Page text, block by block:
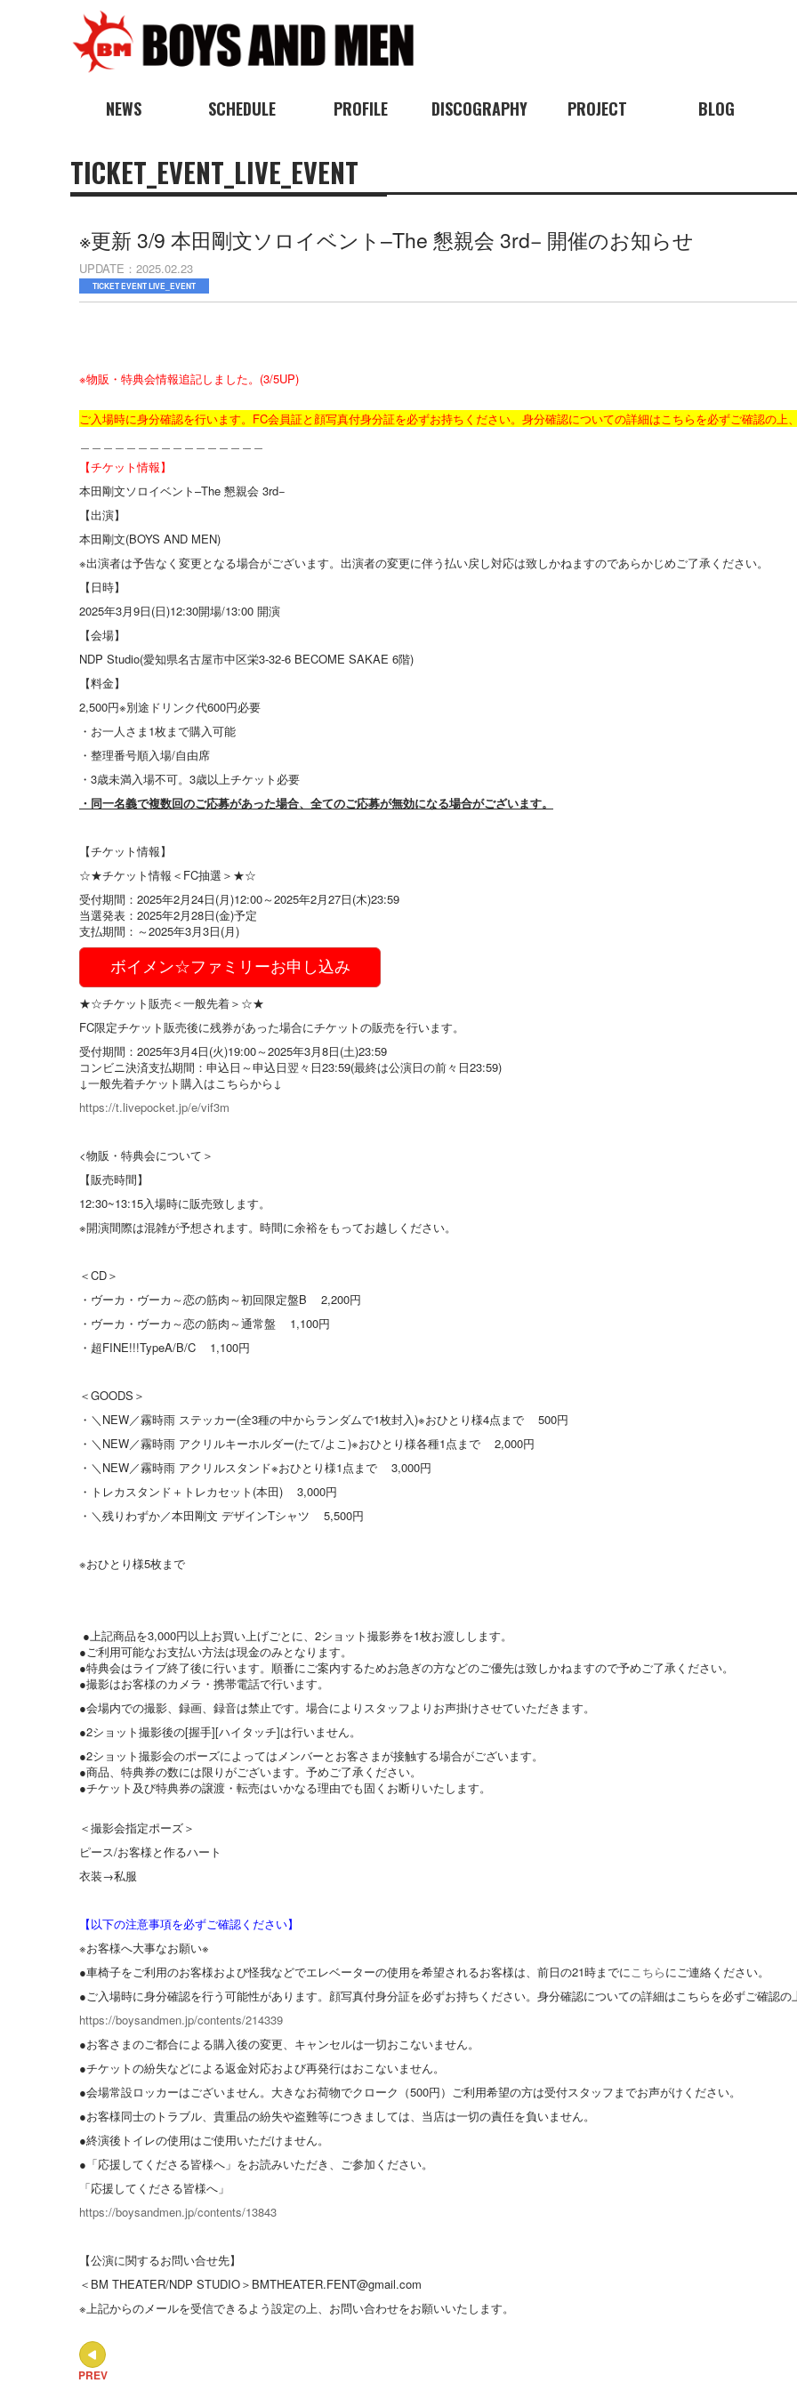
NEWS SCHEDULE PROFILE DISCOGRAPHY PROJECT BLOG
TICKET_EVENT_LIVE_EVENT
※更新 3/9 本田剛文ソロイベント–The 懇親会 3rd− 開催のお知らせ
UPDATE 2025.02.23
TICKET EVENT LIVE_EVENT
※物販・特典会情報追記しました。(3/5UP)
ご入場時に身分確認を行います。FC会員証と顔写真付身分証を必ずお持ちください。身分確認についての詳細は こちらを必ずご確認の上
【チケット情報】
本田剛文ソロイベント–The 懇親会 3rd−
【出演】
本田剛文(BOYS AND MEN)
※出演者は予告なく変更となる場合がございます。出演者の変更に伴う払い戻し対応は致しかねますのであらかじめご了承ください。
【日時】
2025年3月9日(日)12:30開場/13:00 開演
【会場】
NDP Studio(愛知県名古屋市中区栄3-32-6 BECOME SAKAE 6階)
【料金】
2,500円※別途ドリンク代600円必要
・お一人さま1枚まで購入可能
・整理番号順入場/自由席
・3歳未満入場不可。3歳以上チケット必要
・同一名義で複数回のご応募があった場合、全てのご応募が無効になる場合がございます。
【チケット情報】
☆★チケット情報＜FC抽選＞★☆
受付期間：2025年2月24日(月)12:00～2025年2月27日(木)23:59
当選発表：2025年2月28日(金)予定
支払期間：～2025年3月3日(月)
ボイメン☆ファミリーお申し込み
★☆チケット販売＜一般先着＞☆★
FC限定チケット販売後に残券があった場合にチケットの販売を行います。
受付期間：2025年3月4日(火)19:00～2025年3月8日(土)23:59
コンビニ決済支払期間：申込日～申込日翌々日23:59(最終は公演日の前々日23:59)
↓一般先着チケット購入はこちらから↓
https://t.livepocket.jp/e/vif3m
<物販・特典会について＞
【販売時間】
12:30~13:15入場時に販売致します。
※開演間際は混雑が予想されます。時間に余裕をもってお越しください。
＜CD＞
・ヴーカ・ヴーカ～恋の筋肉～初回限定盤B 2,200円
・ヴーカ・ヴーカ～恋の筋肉～通常盤 1,100円
・超FINE!!!TypeA/B/C 1,100円
＜GOODS＞
・＼NEW／霧時雨 ステッカー(全3種の中からランダムで1枚封入)※おひとり様4点まで 500円
・＼NEW／霧時雨 アクリルキーホルダー(たて/よこ)※おひとり様各種1点まで 2,000円
・＼NEW／霧時雨 アクリルスタンド※おひとり様1点まで 3,000円
・トレカスタンド＋トレカセット(本田) 3,000円
・＼残りわずか／本田剛文 デザインTシャツ 5,500円
※おひとり様5枚まで
●上記商品を3,000円以上お買い上げごとに、2ショット撮影券を1枚お渡しします。
●ご利用可能なお支払い方法は現金のみとなります。
●特典会はライブ終了後に行います。順番にご案内するためお急ぎの方などのご優先は致しかねますので予めご了承ください。
●撮影はお客様のカメラ・携帯電話で行います。
●会場内での撮影、録画、録音は禁止です。場合によりスタッフよりお声掛けさせていただきます。
●2ショット撮影後の[握手][ハイタッチ]は行いません。
●2ショット撮影会のポーズによってはメンバーとお客さまが接触する場合がございます。
●商品、特典券の数には限りがございます。予めご了承ください。
●チケット及び特典券の譲渡・転売はいかなる理由でも固くお断りいたします。
＜撮影会指定ポーズ＞
ピース/お客様と作るハート
衣装→私服
【以下の注意事項を必ずご確認ください】
※お客様へ大事なお願い※
●車椅子をご利用のお客様および怪我などでエレベーターの使用を希望されるお客様は、前日の21時までに こちらにご連絡ください。
●ご入場時に身分確認を行う可能性があります。顔写真付身分証を必ずお持ちください。身分確認についての詳細はこちらを必ずご確認の
https://boysandmen.jp/contents/214339
●お客さまのご都合による購入後の変更、キャンセルは一切おこないません。
●チケットの紛失などによる返金対応および再発行はおこないません。
●会場常設ロッカーはございません。大きなお荷物でクローク（500円）ご利用希望の方は受付スタッフまでお声がけください。
●お客様同士のトラブル、貴重品の紛失や盗難等につきましては、当店は一切の責任を負いません。
●終演後トイレの使用はご使用いただけません。
●「応援してくださる皆様へ」をお読みいただき、ご参加ください。
「応援してくださる皆様へ」
https://boysandmen.jp/contents/13843
【公演に関するお問い合せ先】
＜BM THEATER/NDP STUDIO＞BMTHEATER.FENT@gmail.com
※上記からのメールを受信できるよう設定の上、お問い合わせをお願いいたします。
PREV